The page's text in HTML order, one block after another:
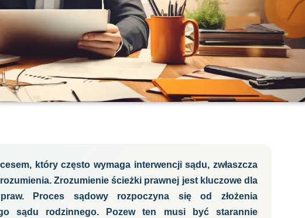
który często wymaga interwencji sądu, zwłaszcza
Zrozumienie ścieżki prawnej jest kluczowe dla
Proces sądowy rozpoczyna się od złożenia
sądu rodzinnego. Pozew ten musi być starannie